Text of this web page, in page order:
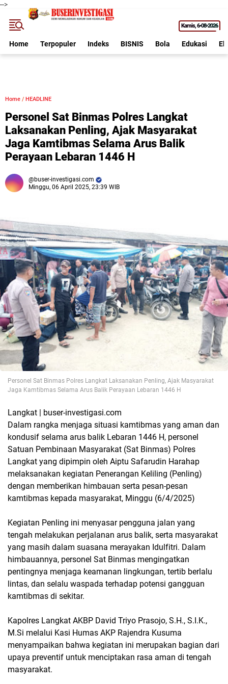
-->
Kamis 6•08•2026
Home Terpopuler Indeks BISNIS Bola Edukasi
Home / HEADLINE
Personel Sat Binmas Polres Langkat
Laksanakan Penling, Ajak Masyarakat
Jaga Kamtibmas Selama Arus Balik
Perayaan Lebaran 1446 H
buser-investigasi.com
Minggu, 06 April 2025, 23:39 WIB
Personel Sat Binmas Polres Langkat Laksanakan Penling, Ajak Masyarakat
Jaga Kamtibmas Selama Arus Balik Perayaan Lebaran 1446 H
Langkat | buser-investigasi.com
Dalam rangka menjaga situasi kamtibmas yang aman dan
kondusif selama arus balik Lebaran 1446 H, personel
Satuan Pembinaan Masyarakat (Sat Binmas) Polres
Langkat yang dipimpin oleh Aiptu Safarudin Harahap
melaksanakan kegiatan Penerangan Keliling (Penling)
dengan memberikan himbauan serta pesan-pesan
kamtibmas kepada masyarakat, Minggu (6/4/2025)
Kegiatan Penling ini menyasar pengguna jalan yang
tengah melakukan perjalanan arus balik, serta masyarakat
yang masih dalam suasana merayakan Idulfitri. Dalam
himbauannya, personel Sat Binmas mengingatkan
pentingnya menjaga keamanan lingkungan, tertib berlalu
lintas, dan selalu waspada terhadap potensi gangguan
kamtibmas di sekitar.
Kapolres Langkat AKBP David Triyo Prasojo, S.H., S.I.K.,
M.Si melalui Kasi Humas AKP Rajendra Kusuma
menyampaikan bahwa kegiatan ini merupakan bagian dari
upaya preventif untuk menciptakan rasa aman di tengah
masyarakat.